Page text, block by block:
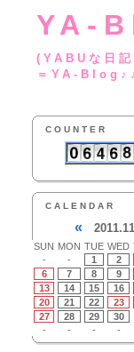
YA-
(YABU
＝YA-
COUNTER
CALENDAR
«
SUN MON TUE WED
-
- 1 2
6
7 8 9
13
14 15 16
20
21 22 23
27
28 29 30
-
- - -